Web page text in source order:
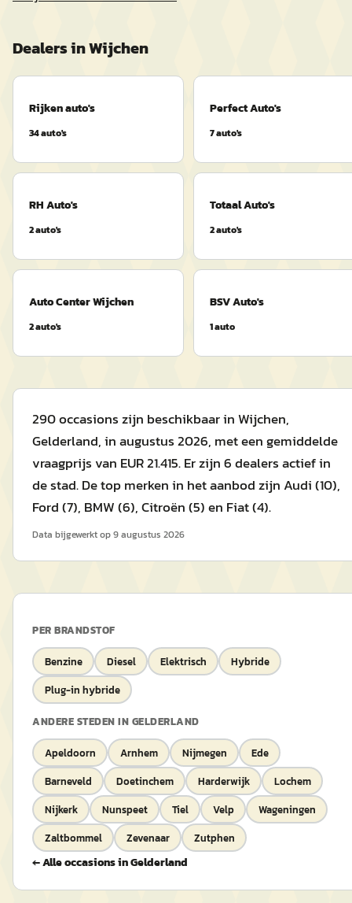
Dealers inWijchen
Rijken auto's
34auto's
Perfect Auto's
7auto's
RH Auto's
2auto's
Totaal Auto's
2auto's
Auto Center Wijchen
2auto's
BSV Auto's
1auto
290 occasions zijn beschikbaar in Wijchen,
Gelderland, in augustus 2026, met een gemiddelde
vraagprijs van EUR 21.415. Er zijn 6 dealers actief in
de stad. De top merken in het aanbod zijn Audi (10),
Ford (7), BMW (6), Citroën (5) en Fiat (4).
Data bijgewerkt op9 augustus 2026
PER BRANDSTOF
Benzine Diesel Elektrisch
Hybride
Plug-in hybride
ANDERE STEDEN IN GELDERLAND
Apeldoorn Arnhem Nijmegen
Ede
Barneveld
Doetinchem Harderwijk
Lochem
Nijkerk
Nunspeet Tiel Velp
Wageningen
Zaltbommel
Zevenaar Zutphen
← Alle occasions inGelderland